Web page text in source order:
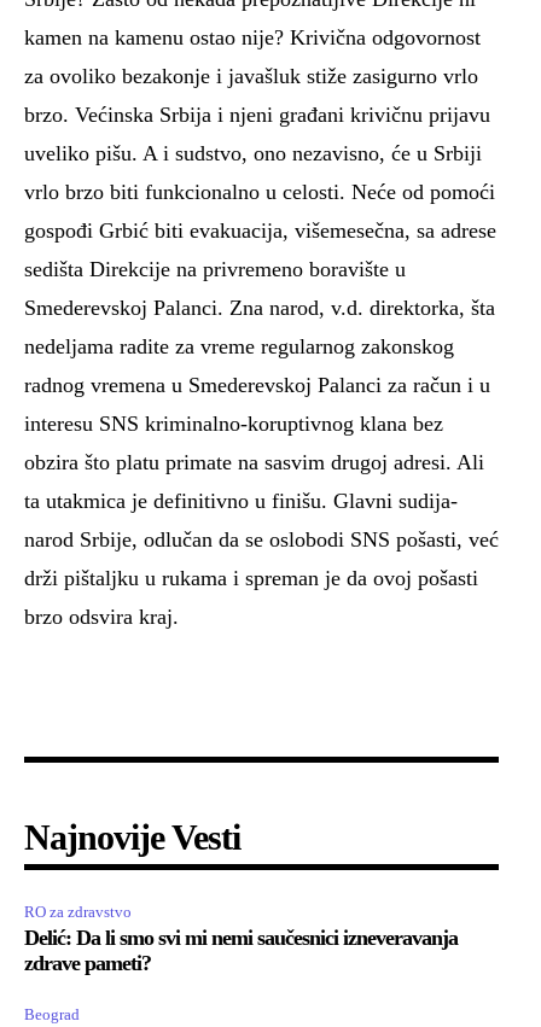
kamen na kamenu ostao nije? Krivična odgovornost
za ovoliko bezakonje i javašluk stiže zasigurno vrlo
brzo. Većinska Srbija i njeni građani krivičnu prijavu
uveliko pišu. A i sudstvo, ono nezavisno, će u Srbiji
vrlo brzo biti funkcionalno u celosti. Neće od pomoći
gospođi Grbić biti evakuacija, višemesečna, sa adrese
sedišta Direkcije na privremeno boravište u
Smederevskoj Palanci. Zna narod, v.d. direktorka, šta
nedeljama radite za vreme regularnog zakonskog
radnog vremena u Smederevskoj Palanci za račun i u
interesu SNS kriminalno-koruptivnog klana bez
obzira što platu primate na sasvim drugoj adresi. Ali
ta utakmica je definitivno u finišu. Glavni sudija-
narod Srbije, odlučan da se oslobodi SNS pošasti, već
drži pištaljku u rukama i spreman je da ovoj pošasti
brzo odsvira kraj.
Najnovije Vesti
RO za zdravstvo
Delić: Da li smo svi mi nemi saučesnici izneveravanja
zdrave pameti?
Beograd